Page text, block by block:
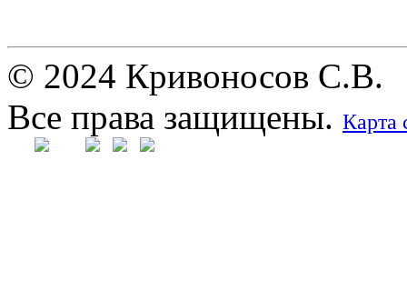
© 2024 Кривоносов С.В.
Все права защищены. Карта